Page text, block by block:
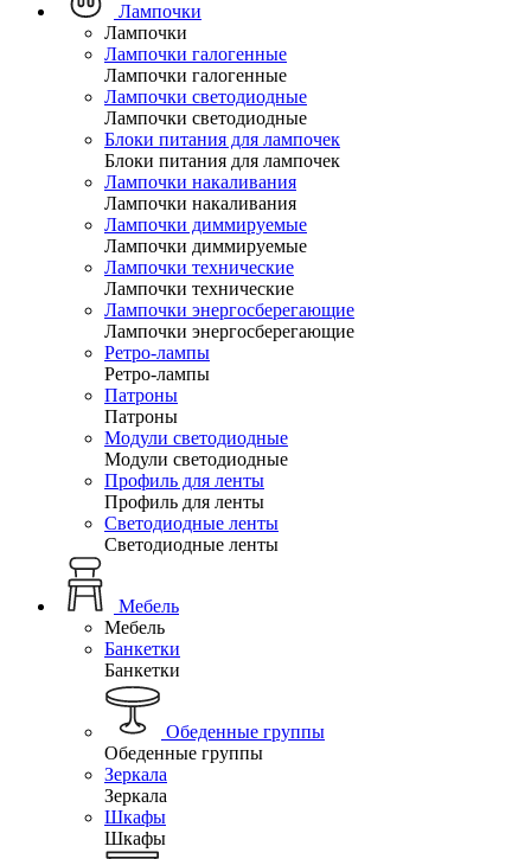
Лампочки
Лампочки
Лампочки галогенные
Лампочки галогенные
Лампочки светодиодные
Лампочки светодиодные
Блоки питания для лампочек
Блоки питания для лампочек
Лампочки накаливания
Лампочки накаливания
Лампочки диммируемые
Лампочки диммируемые
Лампочки технические
Лампочки технические
Лампочки энергосберегающие
Лампочки энергосберегающие
Ретро-лампы
Ретро-лампы
Патроны
Патроны
Модули светодиодные
Модули светодиодные
Профиль для ленты
Профиль для ленты
Светодиодные ленты
Светодиодные ленты
Мебель
Мебель
Банкетки
Банкетки
Обеденные группы
Обеденные группы
Зеркала
Зеркала
Шкафы
Шкафы